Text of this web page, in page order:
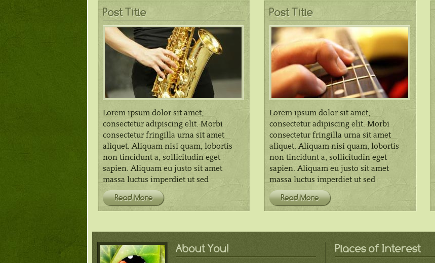
Post Title
Lorem ipsum dolor sit amet,
consectetur adipiscing elit. Morbi
consectetur fringilla urna sit amet
aliquet. Aliquam nisi quam, lobortis
non tincidunt a, sollicitudin eget
sapien. Aliquam eu justo sit amet
massa luctus imperdiet ut sed
Read More
Post Title
Lorem ipsum dolor sit amet,
consectetur adipiscing elit. Morbi
consectetur fringilla urna sit amet
aliquet. Aliquam nisi quam, lobortis
non tincidunt a, sollicitudin eget
sapien. Aliquam eu justo sit amet
massa luctus imperdiet ut sed
Read More
About You! Places of Interest